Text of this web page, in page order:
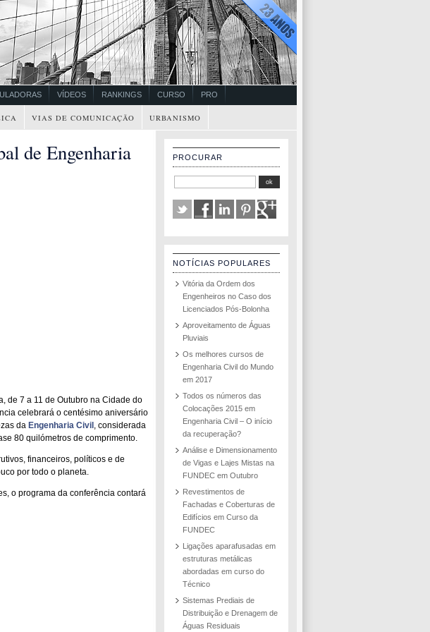
VÍDEOS RANKINGS CURSO PRO
VIAS DE COMUNICAÇÃO URBANISMO
de Engenharia
de 7 a 11 de Outubro na Cidade do
celebrará o centésimo aniversário
da Engenharia Civil, considerada
80 quilómetros de comprimento.
financeiros, políticos e de
por todo o planeta.
o programa da conferência contará
PROCURAR
NOTÍCIAS POPULARES
Vitória da Ordem dos
Engenheiros no Caso dos
Licenciados Pós-Bolonha
Aproveitamento de Águas
Pluviais
Os melhores cursos de
Engenharia Civil do Mundo
em 2017
Todos os números das
Colocações 2015 em
Engenharia Civil – O início
da recuperação?
Análise e Dimensionamento
de Vigas e Lajes Mistas na
FUNDEC em Outubro
Revestimentos de
Fachadas e Coberturas de
Edifícios em Curso da
FUNDEC
Ligações aparafusadas em
estruturas metálicas
abordadas em curso do
Técnico
Sistemas Prediais de
Distribuição e Drenagem de
Águas Residuais